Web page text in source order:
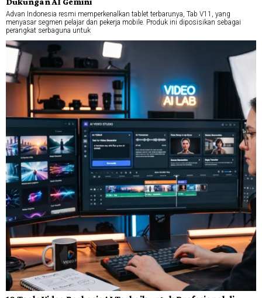
Advan Indonesia resmi memperkenalkan tablet terbarunya, Tab V11, yang
menyasar segmen pelajar dan pekerja mobile. Produk ini diposisikan sebagai
perangkat serbaguna untuk